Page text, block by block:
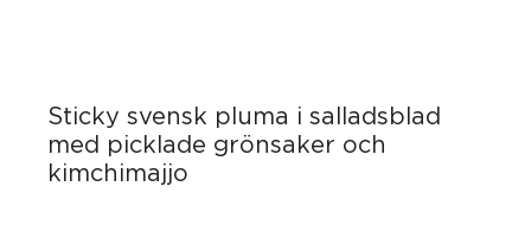
Sticky svensk pluma i salladsblad
med picklade grönsaker och
kimchimajjo